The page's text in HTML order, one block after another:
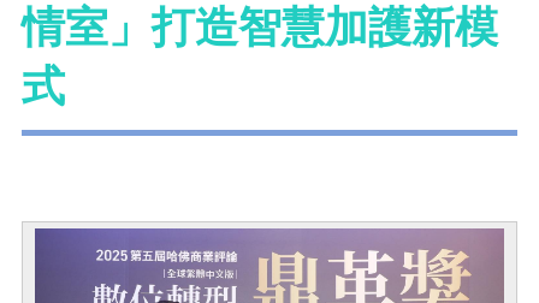
情室」打造智慧加護新模
式